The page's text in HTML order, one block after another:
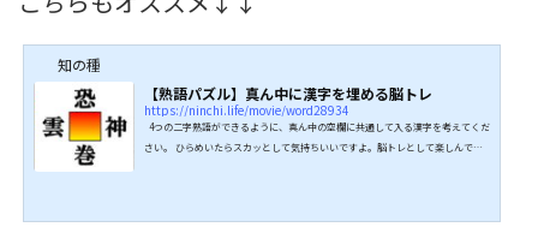
知の種
【熟語パズル】真ん中に漢字を埋める脳トレ
https://ninchi.life/movie/word28934
4つの二字熟語ができるように、真ん中の空欄に共通して入る漢字を考えてくだ
さい。 ひらめいたらスカッとして気持ちいいですよ。脳トレとして楽しんでく